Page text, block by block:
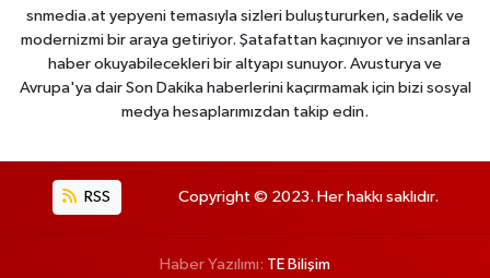
snmedia.at yepyeni temasıyla sizleri buluştururken, sadelik ve
modernizmi bir araya getiriyor. Şatafattan kaçınıyor ve insanlara
haber okuyabilecekleri bir altyapı sunuyor. Avusturya ve
Avrupa'ya dair Son Dakika haberlerini kaçırmamak için bizi sosyal
medya hesaplarımızdan takip edin.
RSS Copyright © 2023. Her hakkı saklıdır.
Haber Yazılımı: TE Bilişim